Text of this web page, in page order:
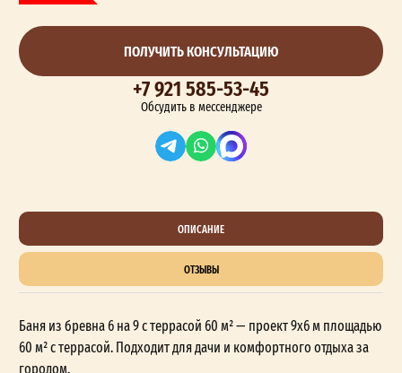
ПОЛУЧИТЬ КОНСУЛЬТАЦИЮ
+7 921 585-53-45
Обсудить в мессенджере
ОПИСАНИЕ
ОТЗЫВЫ
Баня из бревна 6 на 9 с террасой 60 м² — проект 9x6 м площадью
60 м² с террасой. Подходит для дачи и комфортного отдыха за
городом.